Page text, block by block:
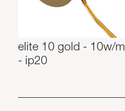
elite 10 gold - 10w/m
- ip20